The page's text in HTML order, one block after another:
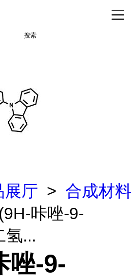
搜索
展厅 > 合成材料
咔唑-9-
氢...
唑-9-